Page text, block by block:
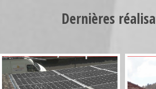
Dernières
Rivsol 5,8 couplé